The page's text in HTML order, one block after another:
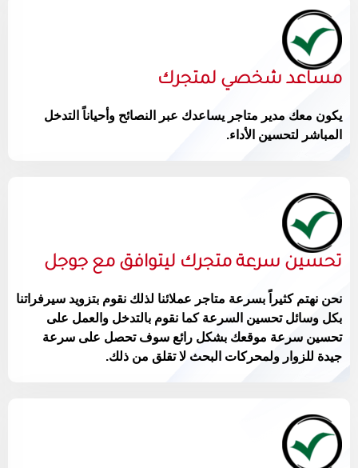
مساعد شخصي لمتجرك
يكون معك مدير متاجر يساعدك عبر النصائح وأحياناً التدخل
المباشر لتحسين الأداء.
تحسين سرعة متجرك ليتوافق مع جوجل
نحن نهتم كثيراً بسرعة متاجر عملائنا لذلك نقوم بتزويد سيرفراتنا
بكل وسائل تحسين السرعة كما نقوم بالتدخل والعمل على
تحسين سرعة موقعك بشكل رائع سوف تحصل على سرعة
جيدة للزوار ولمحركات البحث لا تقلق من ذلك.